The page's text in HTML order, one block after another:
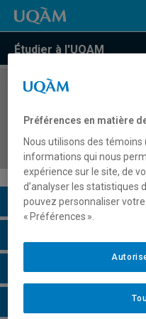
Étudier à l'UQAM
COURS//
de la communication
dans les CPE
Description du cours
Horaire - Automne 2026
Préférences en matière
Nous utilisons des
informations qui nous
expérience sur le site, de
d’analyser les statistiques
pouvez personnaliser
« Préférences ».